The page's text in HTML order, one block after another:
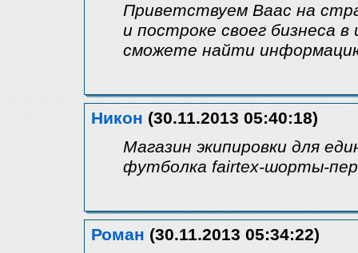
Приветствуем Ваас на
и построке своег бизнеса
сможете найти
Никон (30.11.2013 05:40:18)
Магазин экипировки для
футболка fairtex-шорты-
Роман (30.11.2013 05:34:22)